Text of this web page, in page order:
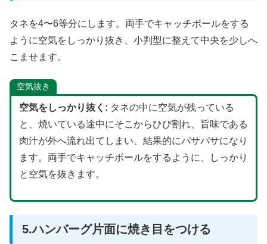
タネを4〜6等分にします。両手でキャッチボールをする
ように空気をしっかり抜き、小判型に整えて中央を少しへ
こませます。
空気抜き
空気をしっかり抜く: タネの中に空気が残っている
と、焼いている途中にそこからひび割れ、旨味である
肉汁が外へ流れ出てしまい、結果的にパサパサになり
ます。両手でキャッチボールをするように、しっかり
と空気を抜きます。
5.ハンバーグ片面に焼き目をつける